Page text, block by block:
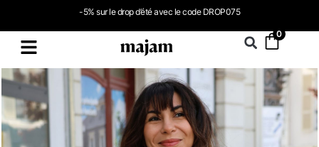
-5% sur le drop d’été avec le code DROP075
0